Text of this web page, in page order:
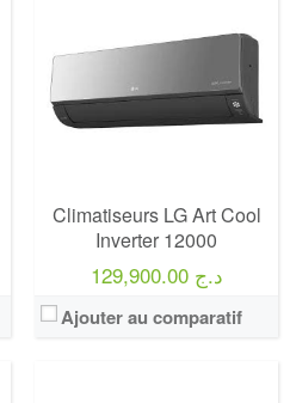
Climatiseurs LG Art Cool
Inverter 12000
129,900.00 د.ج
Ajouter au comparatif